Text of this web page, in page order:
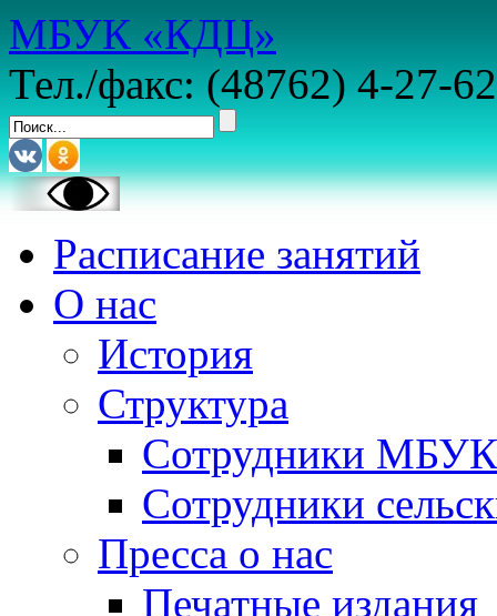
МБУК «КДЦ»
Тел./факс: (48762) 4-27-62
Расписание занятий
О нас
История
Структура
Сотрудники
Сотрудники
Пресса о нас
Печатные издания